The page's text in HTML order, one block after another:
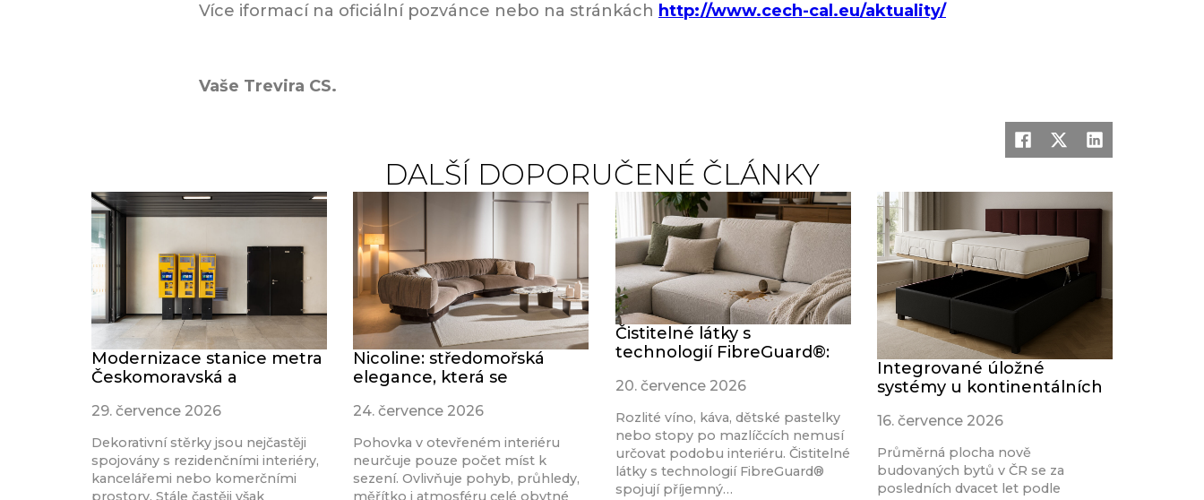
Více iformací na oficiální pozvánce nebo na stránkách http://www.cech-cal.eu/aktuality/
Vaše Trevira CS.
DALŠÍ DOPORUČENÉ ČLÁNKY
Modernizace stanice metra
Českomoravská a
29. července 2026
Dekorativní stěrky jsou nejčastěji
spojovány s rezidenčními interiéry,
kancelářemi nebo komerčními
prostory. Stále častěji však
Nicoline: středomořská
elegance, která se
24. července 2026
Pohovka v otevřeném interiéru
neurčuje pouze počet míst k
sezení. Ovlivňuje pohyb, průhledy,
měřítko i atmosféru celé obytné
Čistitelné látky s
technologií FibreGuard®:
20. července 2026
Rozlité víno, káva, dětské pastelky
nebo stopy po mazlíčcích nemusí
určovat podobu interiéru. Čistitelné
látky s technologií FibreGuard®
spojují příjemný…
Integrované úložné
systémy u kontinentálních
16. července 2026
Průměrná plocha nově
budovaných bytů v ČR se za
posledních dvacet let podle